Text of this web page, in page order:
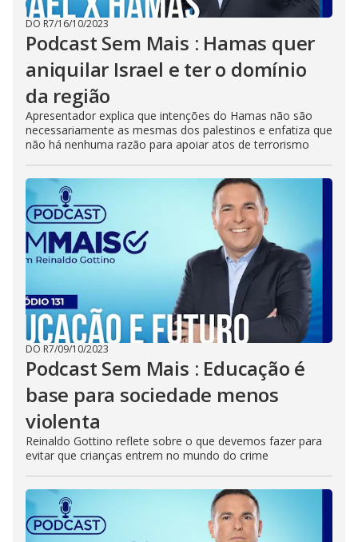
DO R7/16/10/2023
Podcast Sem Mais : Hamas quer
aniquilar Israel e ter o domínio
da região
Apresentador explica que intenções do Hamas não são
necessariamente as mesmas dos palestinos e enfatiza que
não há nenhuma razão para apoiar atos de terrorismo
DO R7/09/10/2023
Podcast Sem Mais : Educação é
base para sociedade menos
violenta
Reinaldo Gottino reflete sobre o que devemos fazer para
evitar que crianças entrem no mundo do crime